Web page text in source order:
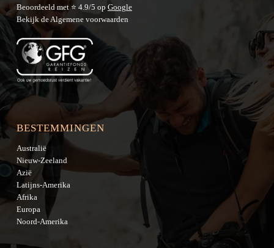
Beoordeeld met ⭐ 4.9/5 op Google
Bekijk deAlgemene voorwaarden
BESTEMMINGEN
Australië
Nieuw-Zeeland
Azië
Latijns-Amerika
Afrika
Europa
Noord-Amerika